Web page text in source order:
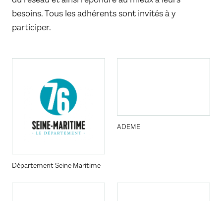
besoins. Tous les adhérents sont invités à y
participer.
Département Seine Maritime
ADEME